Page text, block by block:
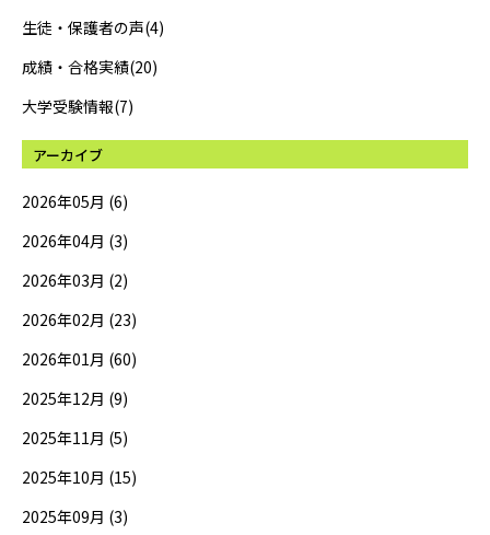
生徒・保護者の声(4)
成績・合格実績(20)
大学受験情報(7)
アーカイブ
2026年05月 (6)
2026年04月 (3)
2026年03月 (2)
2026年02月 (23)
2026年01月 (60)
2025年12月 (9)
2025年11月 (5)
2025年10月 (15)
2025年09月 (3)